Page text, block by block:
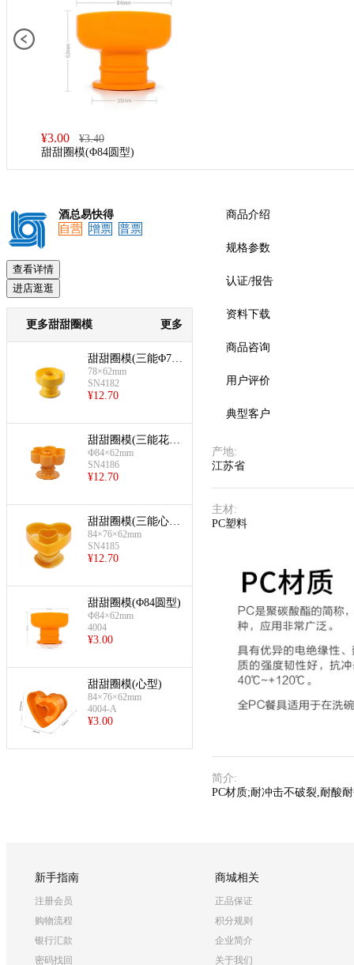
¥3.00 ¥3.40
甜甜圈模(Φ84圆型)
酒总易快得
自营
增票 普票
查看详情
进店逛逛
更多甜甜圈模 更多
甜甜圈模(三能Φ78
圆型)
78×62mm
SN4182
¥12.70
甜甜圈模(三能花
型)
Ф84×62mm
SN4186
¥12.70
甜甜圈模(三能心
型)
84×76×62mm
SN4185
¥12.70
甜甜圈模(Φ84圆型)
Ф84×62mm
4004
¥3.00
甜甜圈模(心型)
84×76×62mm
4004-A
¥3.00
商品介绍
规格参数
认证/报告
资料下载
商品咨询
用户评价
典型客户
产地:
江苏省
主材:
PC塑料
简介:
PC材质;耐冲击不破裂,耐酸
新手指南
注册会员
购物流程
银行汇款
密码找回
商城相关
正品保证
积分规则
企业简介
关于我们